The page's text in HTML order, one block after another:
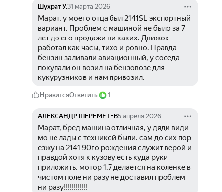
Шухрат У.31 марта 2026
Марат, у моего отца был 2141SL экспортный
вариант. Проблем с машиной не было за 7
лет до его продажи ни каких. Движок
работал как часы, тихо и ровно. Правда
бензин заливали авиационный, у соседа
покупали он возил на бензовозе для
кукурузников и нам привозил.
НравитсяОтветить 1
АЛЕКСАНДР ШЕРЕМЕТЕВ5 апреля 2026
Марат, бред машина отличная, у дяди види
мо не лады с техникой были. сам до сих пор
езжу на 2141 90го рождения служит верой и
правдой хотя к кузову есть куда руки
приложить. мотор 1.7 делается на коленке в
чистом поле ни разу не доставил проблем
ни разу!!!!!!!!!!!!